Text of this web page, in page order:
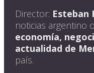
Director: Esteban
noticias argentino
economía,
actualidad de
país.